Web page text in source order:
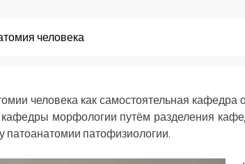
человека
человека как самостоятельная
морфологии путём разделения
патоанатомии патофизиологии.